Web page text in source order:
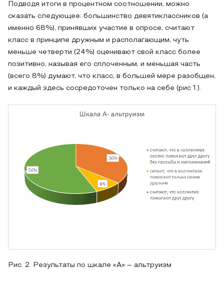
Подводя итоги в процентном соотношении, можно
сказать следующее: большинство девятиклассников (а
именно 68%), принявших участие в опросе, считают
класс в принципе дружным и располагающим, чуть
меньше четверти (24%) оценивают свой класс более
позитивно, называя его сплоченным, и меньшая часть
(всего 8%) думают, что класс, в большей мере разобщен,
и каждый здесь сосредоточен только на себе (рис 1.).
Рис. 2. Результаты по шкале «А» – альтруизм